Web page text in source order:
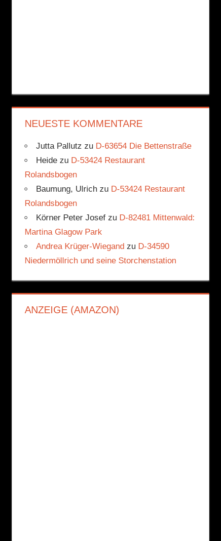
NEUESTE KOMMENTARE
Jutta Pallutz zu D-63654 Die Bettenstraße
Heidezu D-53424 Restaurant
Rolandsbogen
Baumung, Ulrichzu D-53424 Restaurant
Rolandsbogen
Körner Peter Josefzu D-82481 Mittenwald:
Martina Glagow Park
Andrea Krüger-Wiegandzu D-34590
Niedermöllrich und seine Storchenstation
ANZEIGE (AMAZON)